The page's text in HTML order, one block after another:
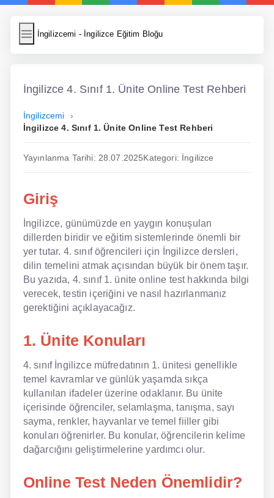
İngilizcemi - İngilizce Eğitim Bloğu
İngilizcemi
Resim Yükle
Wordpress Cache
İngilizce Yemek Tarifleri
Bilinçaltı İngilizce
İngilizce Biyografiler
İngilizce
Dil Eğitimi
Dil Kursu
En Hızlı İngilizce
En Kolay İngilizce
En Ucuz İngilizce
En Uygun İngilizce
İngilizce 4. Sınıf 1. Ünite Online Test Rehberi
İngilizcemi
İngilizce 4. Sınıf 1. Ünite Online Test Rehberi
Yayınlanma Tarihi: 28.07.2025Kategori: İngilizce
Giriş
İngilizce, günümüzde en yaygın konuşulan
dillerden biridir ve eğitim sistemlerinde önemli bir
yer tutar. 4. sınıf öğrencileri için İngilizce dersleri,
dilin temelini atmak açısından büyük bir önem taşır.
Bu yazıda, 4. sınıf 1. ünite online test hakkında bilgi
verecek, testin içeriğini ve nasıl hazırlanmanız
gerektiğini açıklayacağız.
1. Ünite Konuları
4. sınıf İngilizce müfredatının 1. ünitesi genellikle
temel kavramlar ve günlük yaşamda sıkça
kullanılan ifadeler üzerine odaklanır. Bu ünite
içerisinde öğrenciler, selamlaşma, tanışma, sayı
sayma, renkler, hayvanlar ve temel fiiller gibi
konuları öğrenirler. Bu konular, öğrencilerin kelime
dağarcığını geliştirmelerine yardımcı olur.
Online Test Neden Önemlidir?